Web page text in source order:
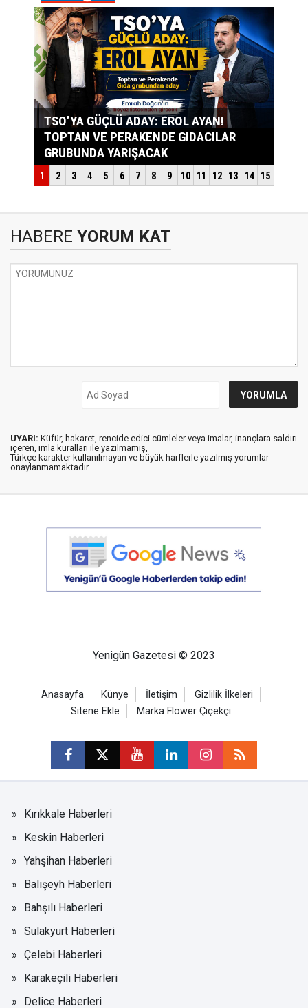
HABERE YORUM KAT
UYARI: Küfür, hakaret, rencide edici cümleler veya imalar, inançlara saldırı
içeren, imla kuralları ile yazılmamış,
Türkçe karakter kullanılmayan ve büyük harflerle yazılmış yorumlar
onaylanmamaktadır.
Yenigün Gazetesi © 2023
Anasayfa Künye İletişim
Gizlilik İlkeleri
Sitene Ekle
Marka Flower Çiçekçi
Kırıkkale Haberleri
Keskin Haberleri
Yahşihan Haberleri
Balışeyh Haberleri
Bahşılı Haberleri
Sulakyurt Haberleri
Çelebi Haberleri
Karakeçili Haberleri
Delice Haberleri